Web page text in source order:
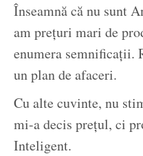
Înseamnă că nu sunt
am prețuri mari de
enumera semnificații.
un plan de afaceri.
Cu alte cuvinte, nu
mi-a decis prețul, ci
Inteligent.